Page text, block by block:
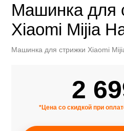
Машинка для
Xiaomi Mijia
Машинка для стрижки Xiaomi
2
*Цена со скидкой при